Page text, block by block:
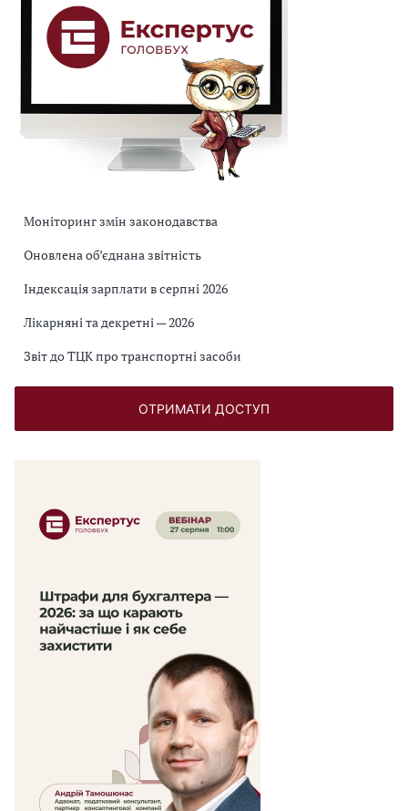
Моніторинг змін законодавства
Оновлена об’єднана звітність
Індексація зарплати в серпні 2026
Лікарняні та декретні — 2026
Звіт до ТЦК про транспортні засоби
ОТРИМАТИ ДОСТУП